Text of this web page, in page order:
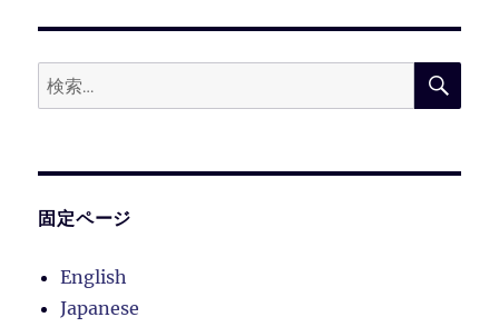
ン
検
索:
検
固定ページ
English
Japanese